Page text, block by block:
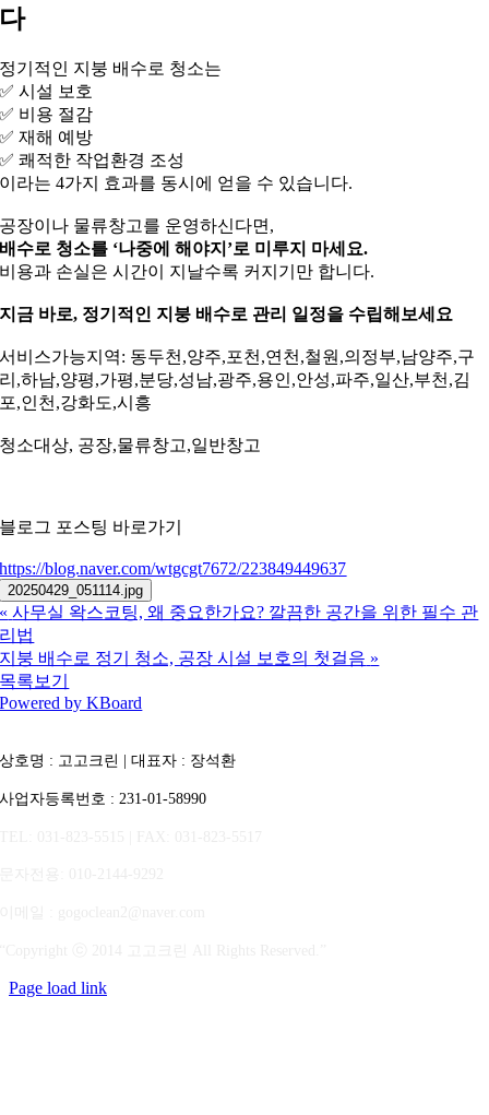
다
정기적인 지붕 배수로 청소는
✅ 시설 보호
✅ 비용 절감
✅ 재해 예방
✅ 쾌적한 작업환경 조성
이라는 4가지 효과를 동시에 얻을 수 있습니다.
공장이나 물류창고를 운영하신다면,
배수로 청소를 ‘나중에 해야지’로 미루지 마세요.
비용과 손실은 시간이 지날수록 커지기만 합니다.
지금 바로, 정기적인 지붕 배수로 관리 일정을 수립해보세요
서비스가능지역: 동두천,양주,포천,연천,철원,의정부,남양주,구
리,하남,양평,가평,분당,성남,광주,용인,안성,파주,일산,부천,김
포,인천,강화도,시흥
청소대상, 공장,물류창고,일반창고
블로그 포스팅 바로가기
https://blog.naver.com/wtgcgt7672/223849449637
20250429_051114.jpg
« 사무실 왁스코팅, 왜 중요한가요? 깔끔한 공간을 위한 필수 관
리법
지붕 배수로 정기 청소, 공장 시설 보호의 첫걸음 »
목록보기
Powered by KBoard
상호명 : 고고크린 | 대표자 : 장석환
사업자등록번호 : 231-01-58990
Page load link